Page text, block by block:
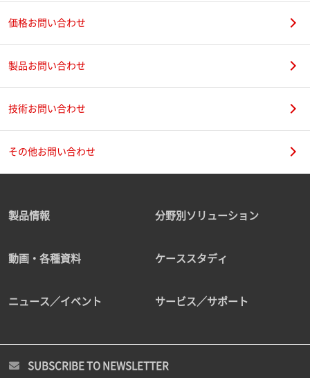
価格お問い合わせ
製品お問い合わせ
技術お問い合わせ
その他お問い合わせ
製品情報 分野別ソリューション
動画・各種資料 ケーススタディ
ニュース／イベント サービス／サポート
SUBSCRIBE TO NEWSLETTER